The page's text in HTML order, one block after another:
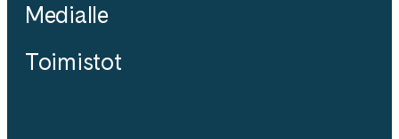
Medialle
Toimistot